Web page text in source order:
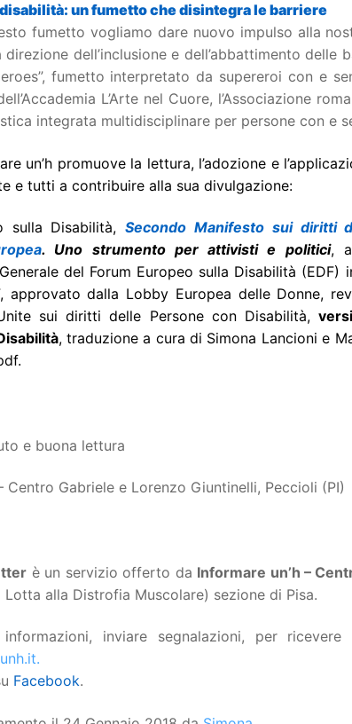
un fumetto che disintegra le barriere
fumetto vogliamo dare nuovo impulso alla
direzione dell’inclusione e dell’abbattimento
fumetto interpretato da supereroi con e
L’Arte nel Cuore, l’Associazione
integrata multidisciplinare per persone con e
un’h promuove la lettura, l’adozione e
e tutti a contribuire alla sua divulgazione:
sulla Disabilità,Secondo Manifesto sui diritti
. Uno strumento per attivisti e politici,
Generale del Forum Europeo sulla Disabilità
approvato dalla Lobby Europea delle Donne,
sui diritti delle Persone con Disabilità,
, traduzione a cura di Simona Lancioni e
e buona lettura
Centro Gabriele e Lorenzo Giuntinelli, Peccioli (PI)
è un servizio offerto da Informare un’h –
Lotta alla Distrofia Muscolare) sezione di Pisa.
informazioni, inviare segnalazioni, per
Facebook.